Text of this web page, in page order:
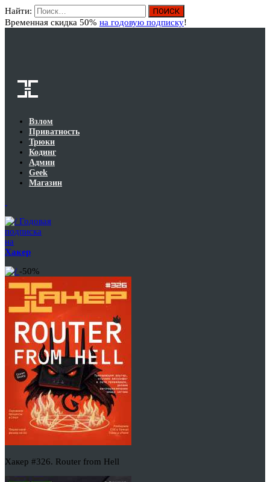
Найти:
Временная скидка 50% на годовую подписку!
Взлом
Приватность
Трюки
Кодинг
Админ
Geek
Магазин
Годовая
подписка
на
Хакер
-50%
Хакер #326. Router from Hell